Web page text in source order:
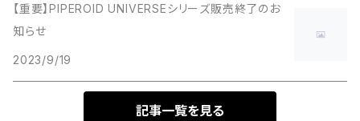
【重要】PIPEROID UNIVERSEシリーズ販売終了のお
知らせ
2023/9/19
記事一覧を見る